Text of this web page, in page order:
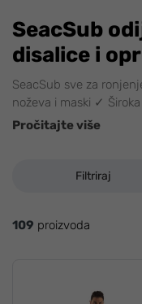
SeacSub
disalice i
SeacSub sve za
noževa i maski ✓
Pročitajte više
Filtriraj
109 proizvoda